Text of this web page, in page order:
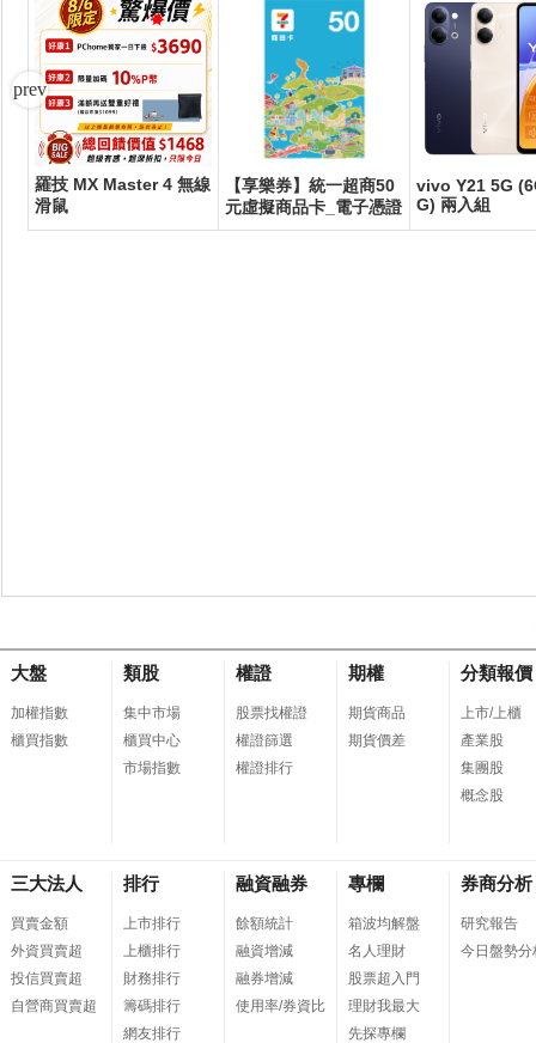
羅技 MX Master 4 無線
滑鼠
【享樂券】統一超商50
元虛擬商品卡_電子憑證
vivo Y21 5G
G) 兩入組
大盤
加權指數
櫃買指數
類股
集中市場
櫃買中心
市場指數
權證
股票找權證
權證篩選
權證排行
期權
期貨商品
期貨價差
分類報價
上市/上櫃
產業股
集團股
概念股
三大法人
買賣金額
外資買賣超
投信買賣超
自營商買賣超
排行
上市排行
上櫃排行
財務排行
籌碼排行
網友排行
融資融券
餘額統計
融資增減
融券增減
使用率/券資比
專欄
箱波均解盤
名人理財
股票超入門
理財我最大
先探專欄
券商分析
研究報告
今日盤勢分